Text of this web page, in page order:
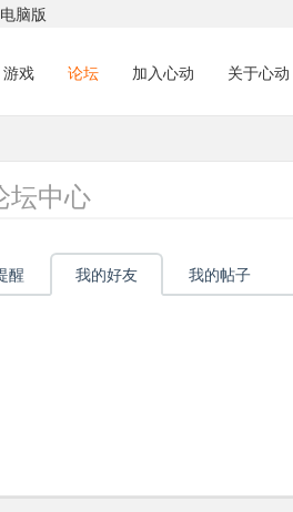
脑版
游戏 论坛 加入心动 关于心动
坛中心
醒 我的好友 我的帖子